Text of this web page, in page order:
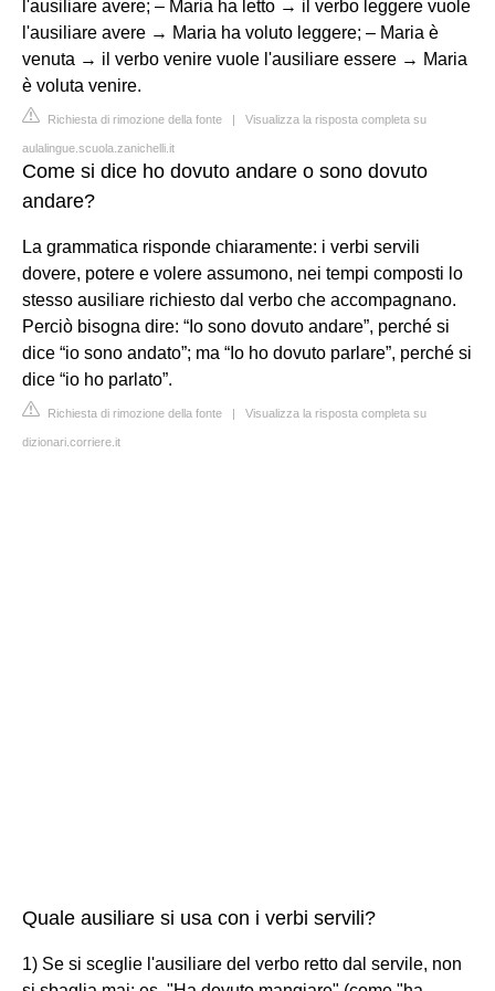
l'ausiliare avere; – Maria ha letto → il verbo leggere vuole
l'ausiliare avere → Maria ha voluto leggere; – Maria è
venuta → il verbo venire vuole l'ausiliare essere → Maria
è voluta venire.
Richiesta di rimozione della fonte | Visualizza la risposta completa su
aulalingue.scuola.zanichelli.it
Come si dice ho dovuto andare o sono dovuto
andare?
La grammatica risponde chiaramente: i verbi servili
dovere, potere e volere assumono, nei tempi composti lo
stesso ausiliare richiesto dal verbo che accompagnano.
Perciò bisogna dire: “Io sono dovuto andare”, perché si
dice “io sono andato”; ma “Io ho dovuto parlare”, perché si
dice “io ho parlato”.
Richiesta di rimozione della fonte | Visualizza la risposta completa su
dizionari.corriere.it
Quale ausiliare si usa con i verbi servili?
1) Se si sceglie l'ausiliare del verbo retto dal servile, non